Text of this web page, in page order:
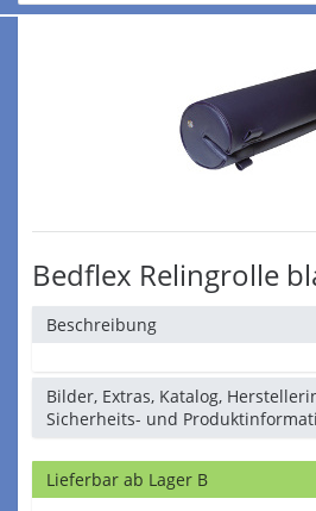
Bedflex Relingrolle
Beschreibung
Bilder, Extras, Katalog,
Sicherheits- und
Lieferbar ab Lager B